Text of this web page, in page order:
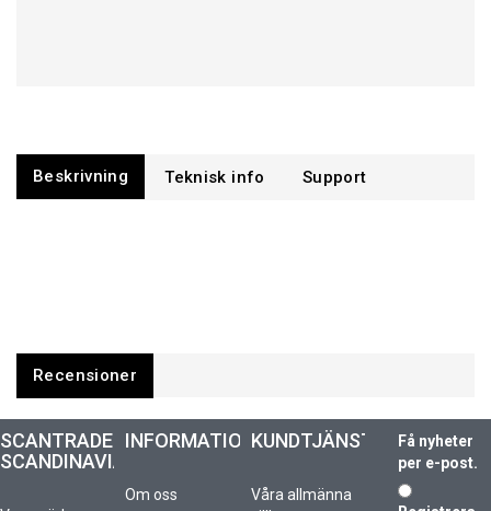
Beskrivning Support
Recensioner
SCANTRADE
SCANDINAVIA
INFORMATION
Om oss
KUNDTJÄNST
Våra allmänna
Få nyheter
per e-post.